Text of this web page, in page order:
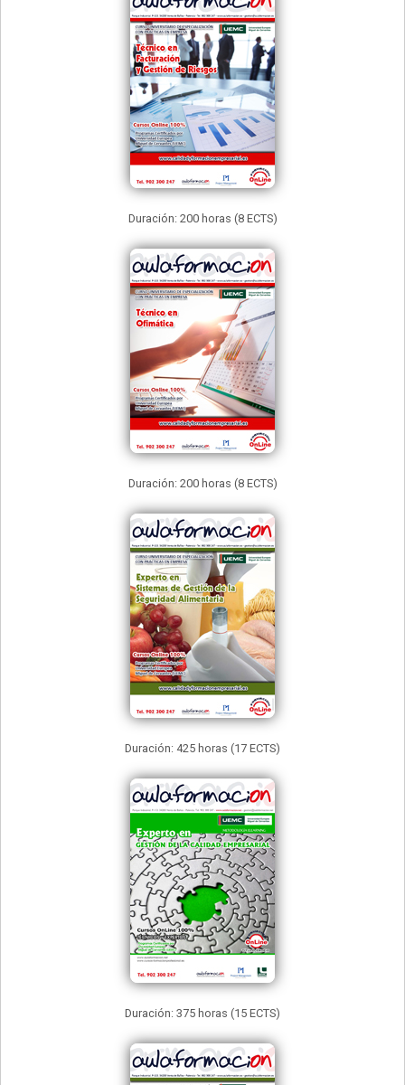
Duración: 200 horas (8 ECTS)
Duración: 200 horas (8 ECTS)
Duración: 425 horas (17 ECTS)
Duración: 375 horas (15 ECTS)